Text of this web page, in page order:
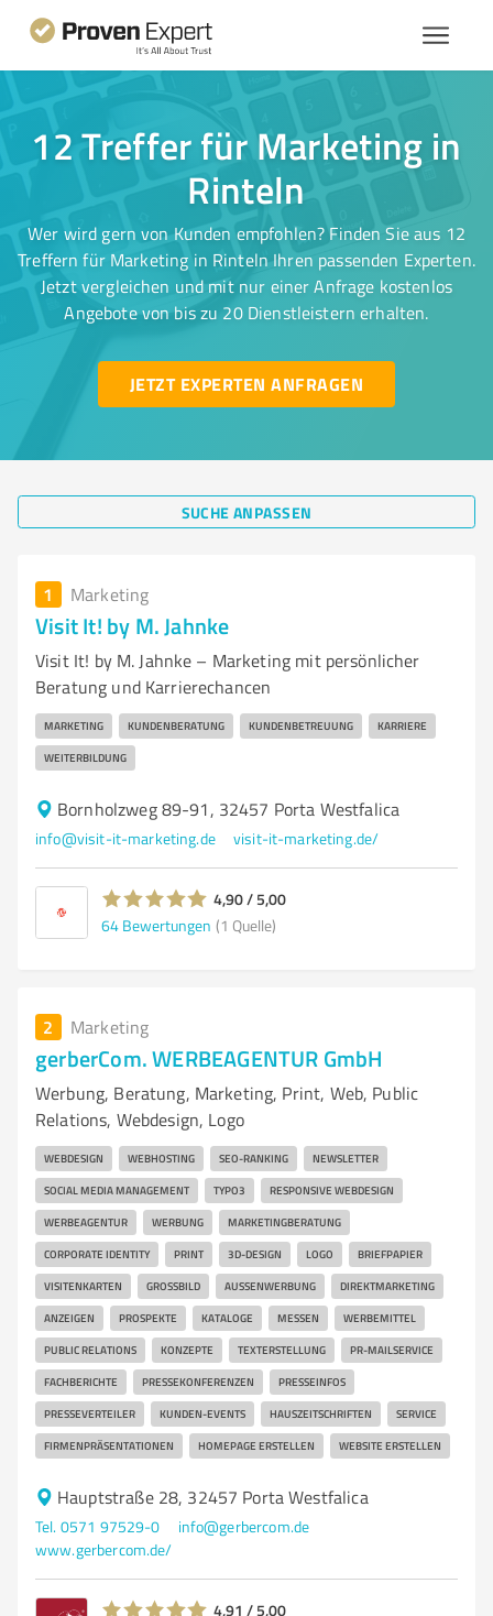
12 Treffer für Marketing in
Rinteln
Wer wird gern von Kunden empfohlen? Finden Sie aus 12
Treffern für Marketing in Rinteln Ihren passenden Experten.
Jetzt vergleichen und mit nur einer Anfrage kostenlos
Angebote von bis zu 20 Dienstleistern erhalten.
JETZT EXPERTEN ANFRAGEN
SUCHE ANPASSEN
1 Marketing
Visit It! by M. Jahnke
Visit It! by M. Jahnke – Marketing mit persönlicher
Beratung und Karrierechancen
MARKETING KUNDENBERATUNG KUNDENBETREUUNG KARRIERE
WEITERBILDUNG
Bornholzweg 89-91, 32457 Porta Westfalica
info@visit-it-marketing.de visit-it-marketing.de/
4,90 / 5,00
64 Bewertungen (1 Quelle)
2 Marketing
gerberCom. WERBEAGENTUR GmbH
Werbung, Beratung, Marketing, Print, Web, Public
Relations, Webdesign, Logo
WEBDESIGN WEBHOSTING SEO-RANKING NEWSLETTER
SOCIAL MEDIA MANAGEMENT TYPO3 RESPONSIVE WEBDESIGN
WERBEAGENTUR WERBUNG MARKETINGBERATUNG
CORPORATE IDENTITY PRINT 3D-DESIGN LOGO BRIEFPAPIER
VISITENKARTEN GROSSBILD AUSSENWERBUNG DIREKTMARKETING
ANZEIGEN PROSPEKTE KATALOGE MESSEN WERBEMITTEL
PUBLIC RELATIONS KONZEPTE TEXTERSTELLUNG PR-MAILSERVICE
FACHBERICHTE PRESSEKONFERENZEN PRESSEINFOS
PRESSEVERTEILER KUNDEN-EVENTS HAUSZEITSCHRIFTEN SERVICE
FIRMENPRÄSENTATIONEN HOMEPAGE ERSTELLEN WEBSITE ERSTELLEN
Hauptstraße 28, 32457 Porta Westfalica
Tel. 0571 97529-0
info@gerbercom.de
www.gerbercom.de/
4,91 / 5,00